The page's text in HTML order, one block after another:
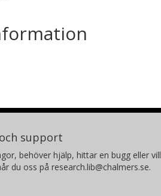
support
behöver hjälp, hittar en bugg eller vill
du oss på research.lib@chalmers.se.